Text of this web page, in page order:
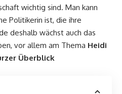
wichtig sind. Man kann
Politikerin ist, die ihre
deshalb wächst auch das
vor allem am Thema Heidi
Überblick